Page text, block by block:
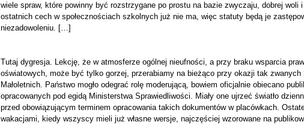
wiele spraw, które powinny być rozstrzygane po prostu na bazie zwyczaju, dobrej woli
ostatnich cech w społecznościach szkolnych już nie ma, więc statuty będą je
niezadowoleniu. […]
Tutaj dygresja. Lekcję, że w atmosferze ogólnej nieufności, a przy braku wsparcia
oświatowych, może być tylko gorzej, przerabiamy na bieżąco przy okazji tak zwanych
Małoletnich. Państwo mogło odegrać rolę moderującą, bowiem oficjalnie obiecano
opracowanych pod egidą Ministerstwa Sprawiedliwości. Miały one ujrzeć światło
przed obowiązującym terminem opracowania takich dokumentów w placówkach.
wakacjami, kiedy wszyscy mieli już własne wersje, najczęściej wzorowane na